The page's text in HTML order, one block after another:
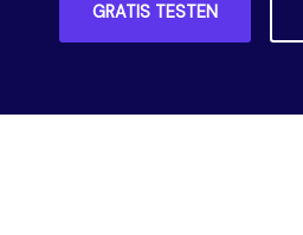
GRATIS TESTEN